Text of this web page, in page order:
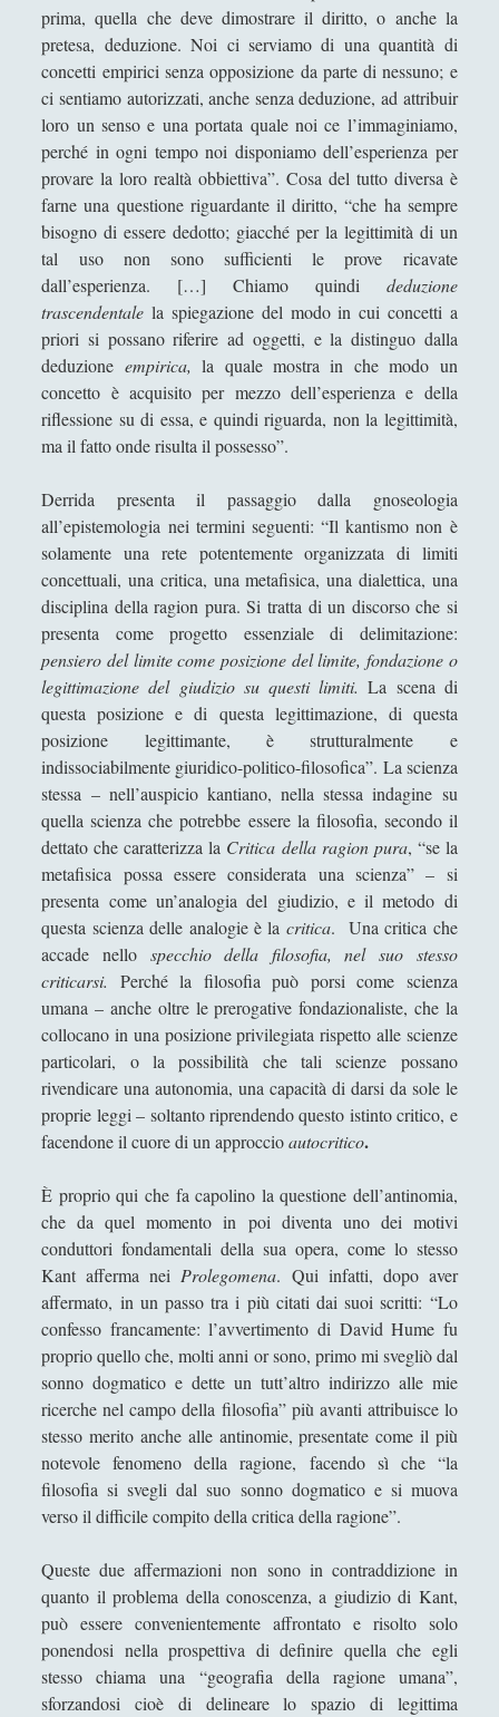
Tressoldi
Robert Paul Wolff - An Interview for Scuola
Filosofica (Philosophical School)
Studiare filosofia all'Università?
The Making of Friedrich Nietzsche – An interview
with author Daniel Blue
Tripadvisor: un bel portale, istruzioni per l’uso!
Un'intervista per scoprire la Turi Kumwe Onlus!
Understanding Critical Thinking with Alexandra
Luce - Founder of Acuity Development
Itinerari (14)
► Musica (14)
► Scoutismo(1)
► Segnalazioni (223)
► Sicurezza e Relazioni Internazionali(14)
► Storia della Letteratura (160)
►
► Venere in Cornice (44)
ARTICOLI PER AUTORE
Alberto Labellarte
Alessandro Giorgi
Alice Manzoni
Andrea Bardazzi
Andrea Corona
Andrea Mereu
Andrea Zeppi
Brad Smith
Chiara Cozzi
Cosimo Meneguzzo
Daniele Barni
Danilo Mallò
Dario Maestripieri
Emanuele Franz
Enrico Pili
Federica Mazzocchini
Francesco Margoni
Francesco Marigo
Giacomo Carrus
Giada Salvati
Giangiuseppe Pili
Giorgio Della Rocca
prima, quella che deve dimostrare il diritto, o anche la
pretesa, deduzione. Noi ci serviamo di una quantità di
concetti empirici senza opposizione da parte di nessuno; e
ci sentiamo autorizzati, anche senza deduzione, ad attribuir
loro un senso e una portata quale noi ce l’immaginiamo,
perché in ogni tempo noi disponiamo dell’esperienza per
provare la loro realtà obbiettiva”. Cosa del tutto diversa è
farne una questione riguardante il diritto, “che ha sempre
bisogno di essere dedotto; giacché per la legittimità di un
tal uso non sono sufficienti le prove ricavate
dall’esperienza. […] Chiamo quindi deduzione
trascendentale la spiegazione del modo in cui concetti a
priori si possano riferire ad oggetti, e la distinguo dalla
deduzione empirica, la quale mostra in che modo un
concetto è acquisito per mezzo dell’esperienza e della
riflessione su di essa, e quindi riguarda, non la legittimità,
ma il fatto onde risulta il possesso”.
Derrida presenta il passaggio dalla gnoseologia
all’epistemologia nei termini seguenti: “Il kantismo non è
solamente una rete potentemente organizzata di limiti
concettuali, una critica, una metafisica, una dialettica, una
disciplina della ragion pura. Si tratta di un discorso che si
presenta come progetto essenziale di delimitazione:
pensiero del limite come posizione del limite, fondazione o
legittimazione del giudizio su questi limiti. La scena di
questa posizione e di questa legittimazione, di questa
posizione legittimante, è strutturalmente e
indissociabilmente giuridico-politico-filosofica”. La scienza
stessa – nell’auspicio kantiano, nella stessa indagine su
quella scienza che potrebbe essere la filosofia, secondo il
dettato che caratterizza la Critica della ragion pura, “se la
metafisica possa essere considerata una scienza” – si
presenta come un’analogia del giudizio, e il metodo di
questa scienza delle analogie è la critica. Una critica che
accade nello specchio della filosofia, nel suo stesso
criticarsi.
Perché la filosofia può porsi come scienza
umana – anche oltre le prerogative fondazionaliste, che la
collocano in una posizione privilegiata rispetto alle scienze
particolari, o la possibilità che tali scienze possano
rivendicare una autonomia, una capacità di darsi da sole le
proprie leggi – soltanto riprendendo questo istinto critico, e
facendone il cuore di un approccioautocritico.
È proprio qui che fa capolino la questione dell’antinomia,
che da quel momento in poi diventa uno dei motivi
conduttori fondamentali della sua opera, come lo stesso
Kant afferma neiProlegomena. Qui infatti, dopo aver
affermato, in un passo tra i più citati dai suoi scritti: “Lo
confesso francamente: l’avvertimento di David Hume fu
proprio quello che, molti anni or sono, primo mi svegliò dal
sonno dogmatico e dette un tutt’altro indirizzo alle mie
ricerche nel campo della filosofia” più avanti attribuisce lo
stesso merito anche alle antinomie, presentate come il più
notevole fenomeno della ragione, facendo sì che “la
filosofia si svegli dal suo sonno dogmatico e si muova
verso il difficile compito della critica della ragione”.
Queste due affermazioni non sono in contraddizione in
quanto il problema della conoscenza, a giudizio di Kant,
può essere convenientemente affrontato e risolto solo
ponendosi nella prospettiva di definire quella che egli
stesso chiama una “geografia della ragione umana”,
sforzandosi cioè di delineare lo spazio di legittima